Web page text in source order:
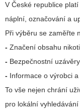
V České republice
náplní, označování a
Při výběru se zaměřte
- Značení obsahu
- Bezpečnostní
- Informace o výrobci
To vše nejen chrání
pro lokální